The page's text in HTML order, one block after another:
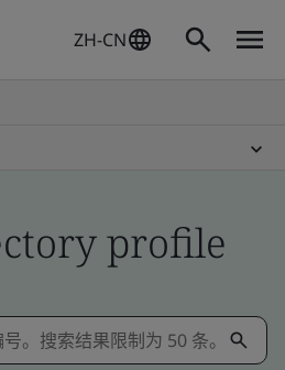
ZH-CN
profile